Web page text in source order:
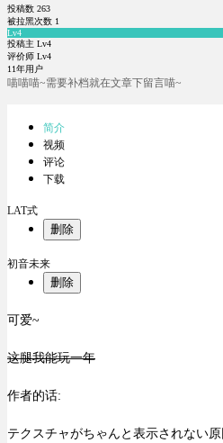
投稿数 263
被拉黑次数 1
Lv4
投稿主 Lv4
评价师 Lv4
11年用户
喵喵喵~需要补档就在文章下留言喵~
简介
视频
评论
下载
LAT式
删除
初音未来
删除
可爱~
这腿我能玩一年
作者的话:
テクスチャがちゃんと表示されない